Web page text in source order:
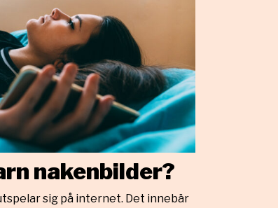
nakenbilder?
sig på internet. Det innebär